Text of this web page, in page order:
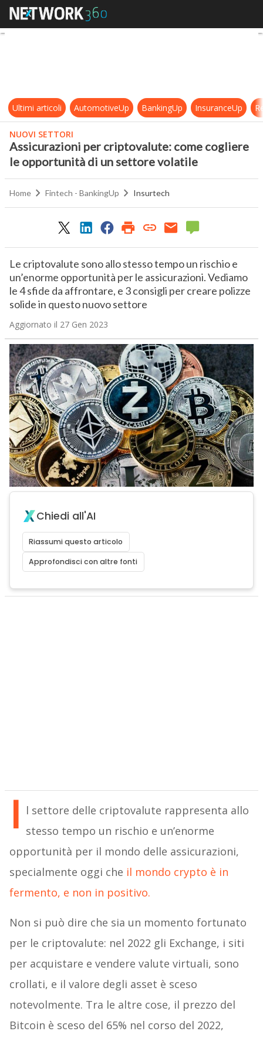
Assicurazioni per criptovalute:
Ultimi articoli AutomotiveUp BankingUp InsuranceUp
NUOVI SETTORI
Assicurazioni per criptovalute: come cogliere
le opportunità di un settore volatile
Home Fintech - BankingUp Insurtech
Le criptovalute sono allo stesso tempo un rischio e
un’enorme opportunità per le assicurazioni. Vediamo
le 4 sfide da affrontare, e 3 consigli per creare polizze
solide in questo nuovo settore
Aggiornato il 27 Gen 2023
Chiedi all'AI
Riassumi questo articolo
Approfondisci con altre fonti
I l settore delle criptovalute rappresenta allo
stesso tempo un rischio e un’enorme
opportunità per il mondo delle assicurazioni,
specialmente oggi che il mondo crypto è in
fermento, e non in positivo.
Non si può dire che sia un momento fortunato
per le criptovalute: nel 2022 gli Exchange, i siti
per acquistare e vendere valute virtuali, sono
crollati, e il valore degli asset è sceso
notevolmente. Tra le altre cose, il prezzo del
Bitcoin è sceso del 65% nel corso del 2022,